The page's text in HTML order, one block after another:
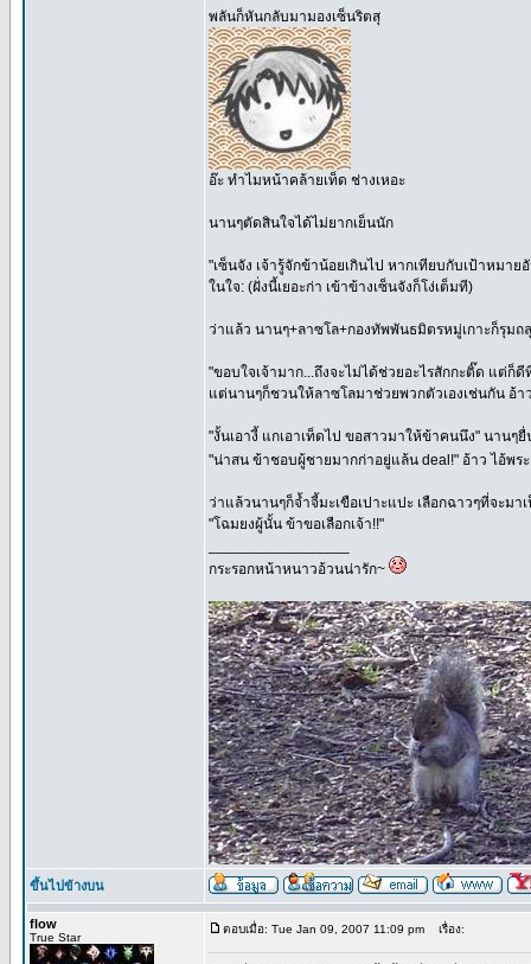
พลันก็หันกลับมามองเซ็นริตสุ
อ๊ะ ทำไมหน้าคล้ายเท็ด ช่างเหอะ
นานๆตัดสินใจได้ไม่ยากเย็นนัก
"เซ็นจัง เจ้ารู้จักข้าน้อยเกินไป หากเทียบกับเป้าหม
ในใจ: (ฝั่งนี้เยอะก่า เข้าข้างเซ็นจังก็โง่เต็มที)
ว่าแล้ว นานๆ+ลาซโล+กองทัพพันธมิตรหมู่เกาะก็รุมถลุ
"ขอบใจเจ้ามาก...ถึงจะไม่ได้ช่วยอะไรสักกะติ๊ด แต่ก็
แต่นานๆก็ชวนให้ลาซโลมาช่วยพวกตัวเองเช่นกัน อ้า
"งั้นเอางี้ แกเอาเท็ดไป ขอสาวมาให้ข้าคนนึง" นานๆ
"น่าสน ข้าชอบผู้ชายมากก่าอยู่แล้น deal!" อ้าว ไอ้พร
ว่าแล้วนานๆก็จ้ำจี้มะเขือเปาะแปะ เลือกฉาวๆที่จะมา
"โฉมยงผู้นั้น ข้าขอเลือกเจ้า!!"
กระรอกหน้าหนาวอ้วนน่ารัก~
ขึ้นไปข้างบน
flow
True Star
ตอบเมื่อ: Tue Jan 09, 2007 11:09 pm เรื่อง: